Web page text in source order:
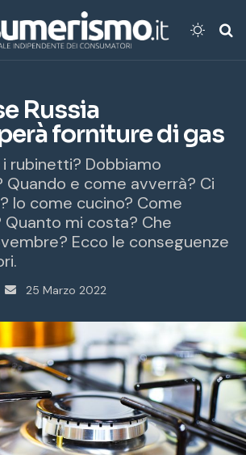
Russia
forniture di gas
rubinetti? Dobbiamo
Quando e come avverrà? Ci
Io come cucino? Come
Quanto mi costa? Che
Ecco le conseguenze
Invia
25 Marzo 2022